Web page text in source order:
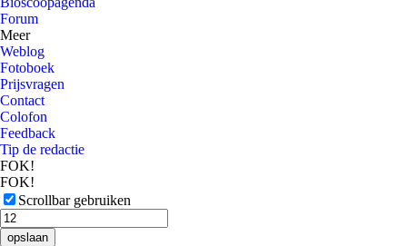
Forum
Meer
Weblog
Fotoboek
Prijsvragen
Contact
Colofon
Feedback
Tip de redactie
FOK!
FOK!
Scrollbar gebruiken
opslaan